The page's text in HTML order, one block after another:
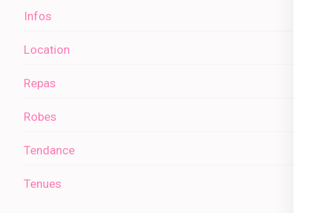
Infos
Location
Repas
Robes
Tendance
Tenues